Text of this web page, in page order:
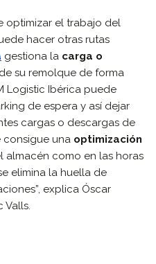
optimizar el trabajo del
hacer otras rutas
gestiona la carga o
de su remolque de forma
Logistic Ibérica puede
de espera y así dejar
cargas o descargas de
consigue una optimización
almacén como en las horas
elimina la huella de
explica Óscar
Valls.